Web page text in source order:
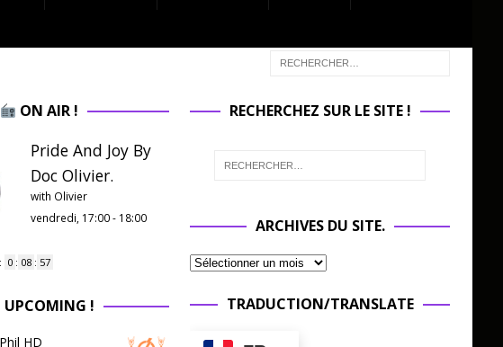
ON AIR !
Pride And Joy By
Doc Olivier.
with Olivier
vendredi, 17:00 - 18:00
0 : 08 : 56
UPCOMING !
HD
RECHERCHEZ SUR LE SITE !
ARCHIVES DU SITE.
TRADUCTION/TRANSLATE